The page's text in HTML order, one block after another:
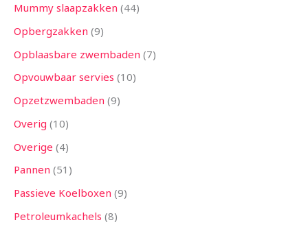
Mummy slaapzakken 44
Opbergzakken 9
Opblaasbare zwembaden 7
Opvouwbaar servies 10
Opzetzwembaden 9
Overig 10
Overige 4
Pannen 51
Passieve Koelboxen 9
Petroleumkachels 8